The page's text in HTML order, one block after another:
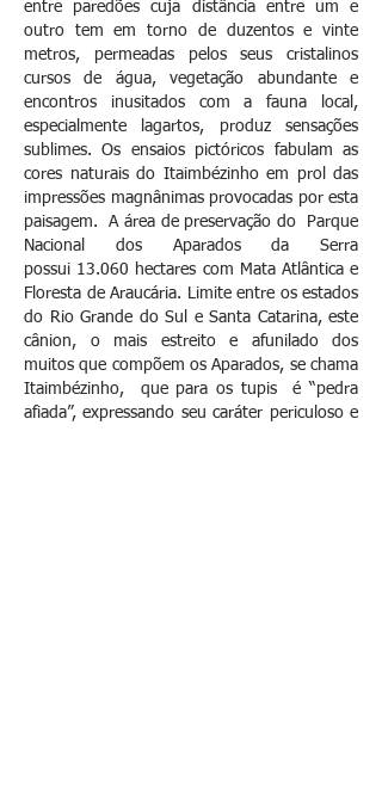
entre paredões cuja distância entre um e
outro tem em torno de duzentos e vinte
metros, permeadas pelos seus cristalinos
cursos de água, vegetação abundante e
encontros inusitados com a fauna local,
especialmente lagartos, produz sensações
sublimes. Os ensaios pictóricos fabulam as
cores naturais do Itaimbézinho em prol das
impressões magnânimas provocadas por esta
paisagem. A área de preservação do Parque
Nacional dos Aparados da Serra
possui 13.060 hectares com Mata Atlântica e
Floresta de Araucária. Limite entre os estados
do Rio Grande do Sul e Santa Catarina, este
cânion, o mais estreito e afunilado dos
muitos que compõem os Aparados, se chama
Itaimbézinho, que para os tupis é “pedra
afiada”, expressando seu caráter periculoso e